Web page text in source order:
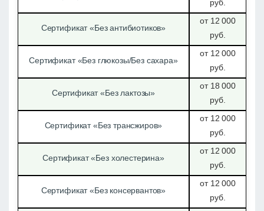
руб.
Сертификат «Без антибиотиков»
от 12 000
руб.
Сертификат «Без глюкозы/Без сахара»
от 12 000
руб.
Сертификат «Без лактозы»
от 18 000
руб.
Сертификат «Без трансжиров»
от 12 000
руб.
Сертификат «Без холестерина»
от 12 000
руб.
Сертификат «Без консервантов»
от 12 000
руб.